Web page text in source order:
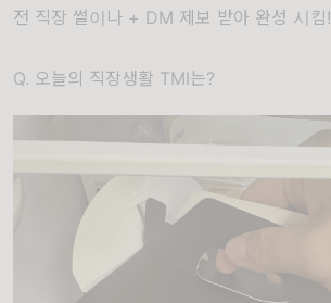
전 직장 썰이나 + DM 제보 받아 완성 시킴!
Q. 오늘의 직장생활 TMI는?